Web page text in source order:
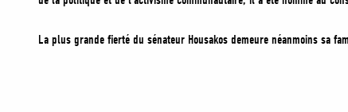
La plus grande fierté du sénateur Housakos demeure néanmoins sa